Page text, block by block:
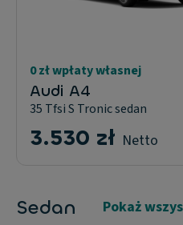
0 zł wpłaty własnej
Audi A4
35 Tfsi S Tronic sedan
3.530 zł Netto
Sedan Pokaż